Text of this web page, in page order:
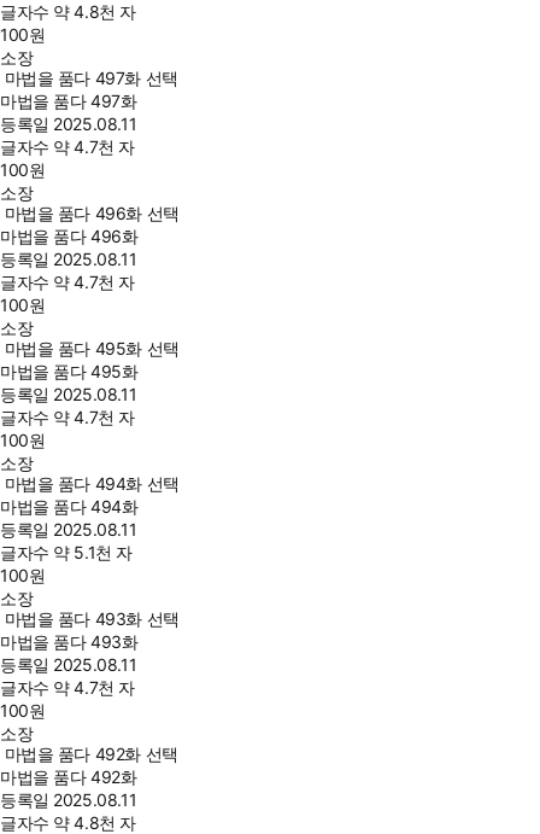
글자수 약 4.8천 자
100원
소장
마법을 품다 497화 선택
마법을 품다 497화
등록일 2025.08.11
글자수 약 4.7천 자
100원
소장
마법을 품다 496화 선택
마법을 품다 496화
등록일 2025.08.11
글자수 약 4.7천 자
100원
소장
마법을 품다 495화 선택
마법을 품다 495화
등록일 2025.08.11
글자수 약 4.7천 자
100원
소장
마법을 품다 494화 선택
마법을 품다 494화
등록일 2025.08.11
글자수 약 5.1천 자
100원
소장
마법을 품다 493화 선택
마법을 품다 493화
등록일 2025.08.11
글자수 약 4.7천 자
100원
소장
마법을 품다 492화 선택
마법을 품다 492화
등록일 2025.08.11
글자수 약 4.8천 자